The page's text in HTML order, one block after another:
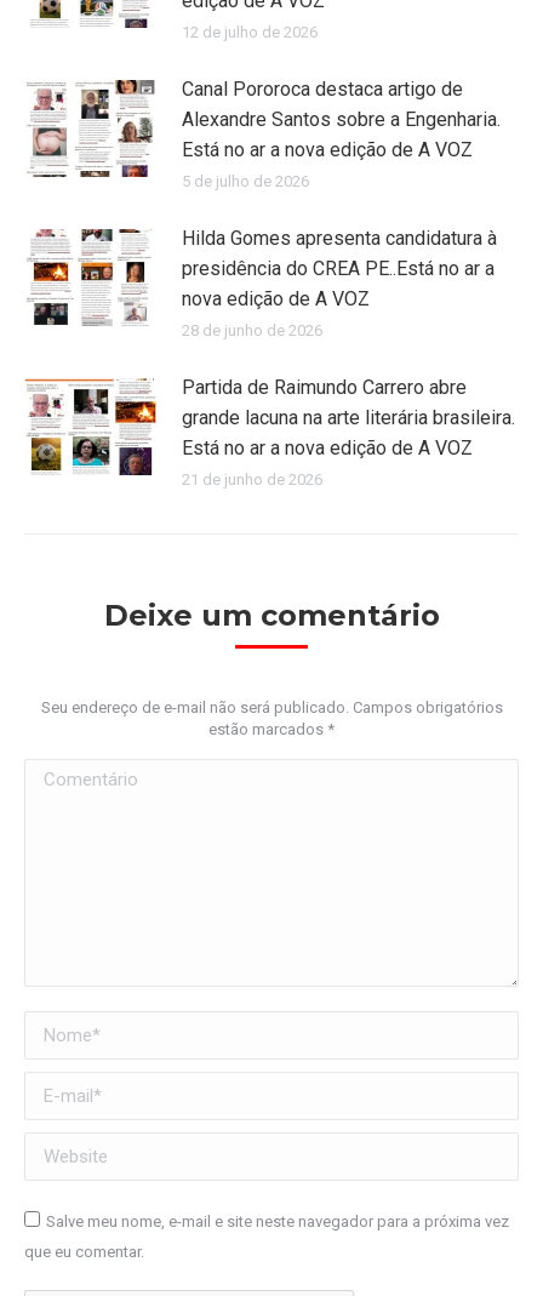
12 de julho de 2026
Canal Pororoca destaca artigo de
Alexandre Santos sobre a Engenharia.
Está no ar a nova edição de A VOZ
5 de julho de 2026
Hilda Gomes apresenta candidatura à
presidência do CREA PE..Está no ar a
nova edição de A VOZ
28 de junho de 2026
Partida de Raimundo Carrero abre
grande lacuna na arte literária brasileira.
Está no ar a nova edição de A VOZ
21 de junho de 2026
Deixe um comentário
Seu endereço de e-mail não será publicado. Campos obrigatórios
estão marcados *
Comentário
Nome *
E-mail *
Website
Salve meu nome, e-mail e site neste navegador para a próxima vez
que eu comentar.